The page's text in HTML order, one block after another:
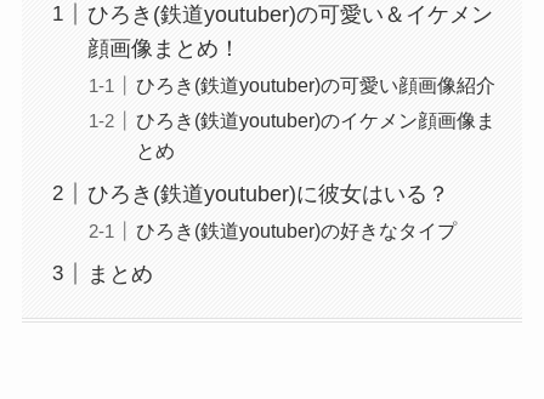
ひろき(鉄道youtuber)の可愛い＆イケメン
顔画像まとめ！
ひろき(鉄道youtuber)の可愛い顔画像紹介
ひろき(鉄道youtuber)のイケメン顔画像ま
とめ
ひろき(鉄道youtuber)に彼女はいる？
ひろき(鉄道youtuber)の好きなタイプ
まとめ